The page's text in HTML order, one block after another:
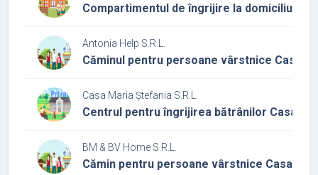
Compartimentul de îngrijire la domiciliu
Antonia Help S.R.L.
Căminul pentru persoane vârstnice Casa
Casa Maria Ștefania S.R.L.
Centrul pentru îngrijirea bătrânilor Casa
BM & BV Home S.R.L.
Cămin pentru persoane vârstnice Casa